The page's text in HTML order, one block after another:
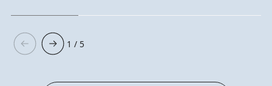
1 / 5